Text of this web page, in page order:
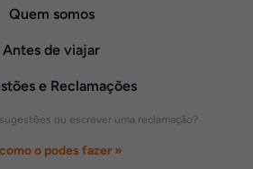
Quem somos
Antes de viajar
e Reclamações
ou escrever uma reclamação?
o podes fazer »